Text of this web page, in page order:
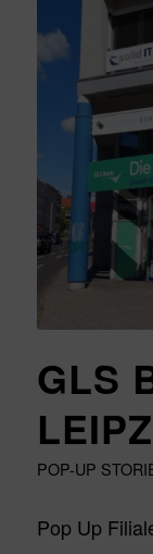
GLS
POP-UP
Pop Up